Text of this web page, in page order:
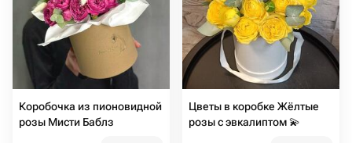
Коробочка из пионовидной
розы Мисти Баблз
Цветы в коробке Жёлтые
розы с эвкалиптом 💫